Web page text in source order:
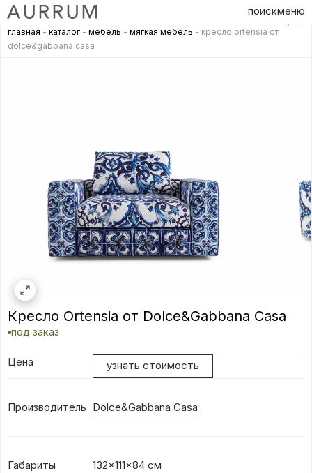
поискменю
главная - каталог - мебель - мягкая мебель - кресло ortensia от
dolce&gabbana casa
Кресло Ortensia от Dolce&Gabbana Casa
под заказ
Цена узнать стоимость
Производитель Dolce&Gabbana Casa
Габариты
132x111x84 см